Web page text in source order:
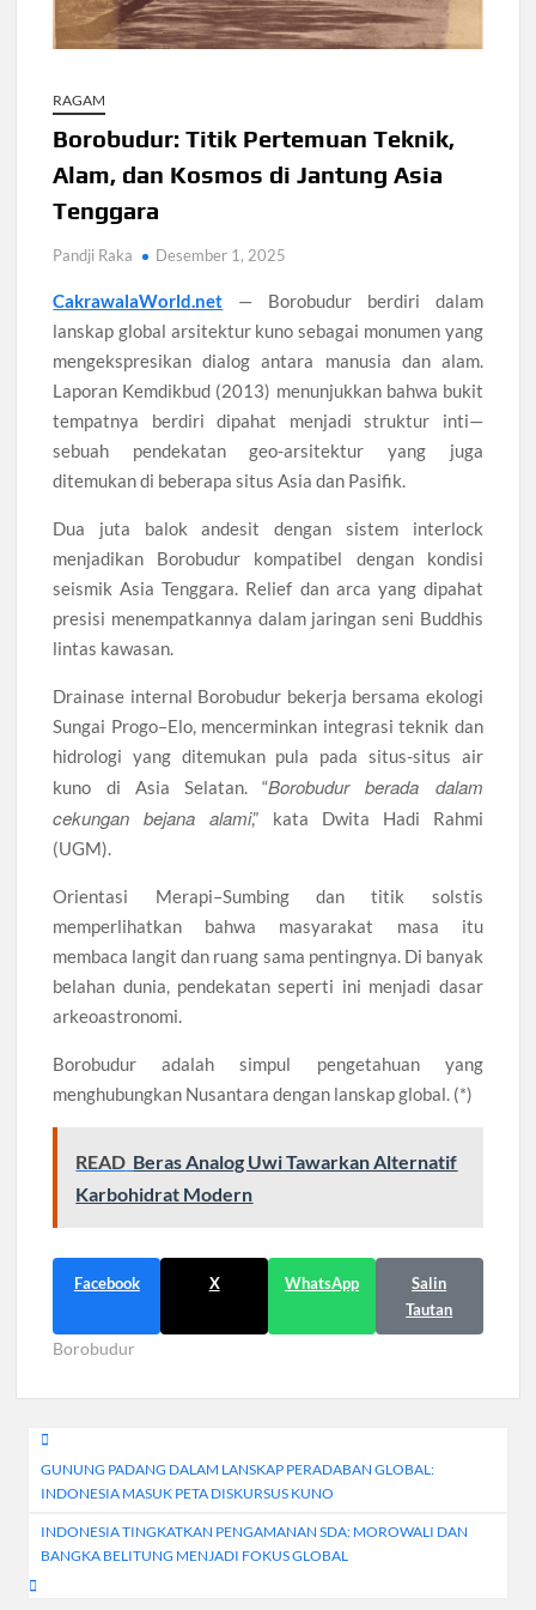
MK Soroti Maskapai Pindahkan Penumpang Saat Delay
Masalah Kaki Aktif Olahraga: 5 Cedera yang Sering Terjadi
Sri Mulyani Ditunjuk Bank Dunia Pimpin Dana IDA22
Tiga Wanita Malaysia Bawa Narkoba Ditangkap di Soetta
RAGAM
Borobudur: Titik Pertemuan Teknik,
Alam, dan Kosmos di Jantung Asia
Tenggara
Pandji Raka Desember 1, 2025
CakrawalaWorld.net — Borobudur berdiri dalam
lanskap global arsitektur kuno sebagai monumen yang
mengekspresikan dialog antara manusia dan alam.
Laporan Kemdikbud (2013) menunjukkan bahwa bukit
tempatnya berdiri dipahat menjadi struktur inti—
sebuah pendekatan geo-arsitektur yang juga
ditemukan di beberapa situs Asia dan Pasifik.
Dua juta balok andesit dengan sistem interlock
menjadikan Borobudur kompatibel dengan kondisi
seismik Asia Tenggara. Relief dan arca yang dipahat
presisi menempatkannya dalam jaringan seni Buddhis
lintas kawasan.
Drainase internal Borobudur bekerja bersama ekologi
Sungai Progo–Elo, mencerminkan integrasi teknik dan
hidrologi yang ditemukan pula pada situs-situs air
kuno di Asia Selatan. “Borobudur berada dalam
cekungan bejana alami,” kata Dwita Hadi Rahmi
(UGM).
Orientasi Merapi–Sumbing dan titik solstis
memperlihatkan bahwa masyarakat masa itu
membaca langit dan ruang sama pentingnya. Di banyak
belahan dunia, pendekatan seperti ini menjadi dasar
arkeoastronomi.
Borobudur adalah simpul pengetahuan yang
menghubungkan Nusantara dengan lanskap global. (*)
READ Beras Analog Uwi Tawarkan Alternatif
Karbohidrat Modern
Facebook X WhatsApp
Salin
Tautan
Borobudur
Navigasi
pos
GUNUNG PADANG DALAM LANSKAP PERADABAN GLOBAL:
INDONESIA MASUK PETA DISKURSUS KUNO
INDONESIA TINGKATKAN PENGAMANAN SDA: MOROWALI DAN
BANGKA BELITUNG MENJADI FOKUS GLOBAL